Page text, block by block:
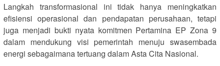
Langkah transformasional ini tidak hanya meningkatkan
efisiensi operasional dan pendapatan perusahaan, tetapi
juga menjadi bukti nyata komitmen Pertamina EP Zona 9
dalam mendukung visi pemerintah menuju swasembada
energi sebagaimana tertuang dalam Asta Cita Nasional.